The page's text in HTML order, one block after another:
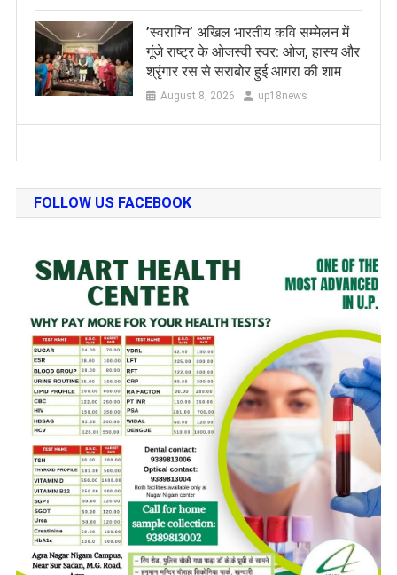
​’स्वराग्नि’ अखिल भारतीय कवि सम्मेलन में
गूंजे राष्ट्र के ओजस्वी स्वर: ओज, हास्य और
श्रृंगार रस से सराबोर हुई आगरा की शाम
August 8, 2026 up18news
FOLLOW US FACEBOOK